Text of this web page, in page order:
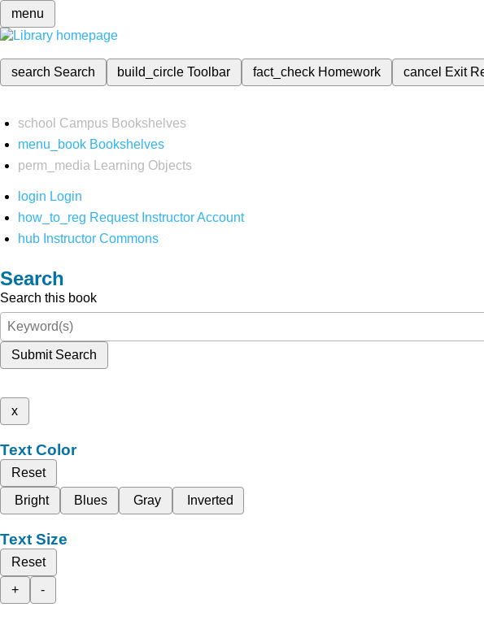
menu
search Search build_circleToolbar fact_check Homework cancel Exit
school Campus Bookshelves
menu_book Bookshelves
perm_media
Learning Objects
login Login
how_to_reg Request Instructor Account
hub Instructor Commons
Search
Search this book
Submit Search
x
Text Color
Reset
Bright
Blues Gray Inverted
Text Size
Reset
+
-